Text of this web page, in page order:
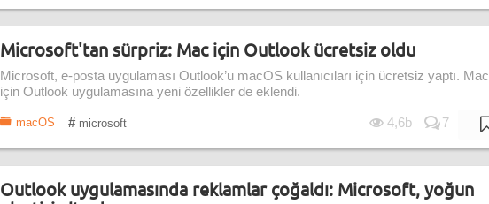
Microsoft'tan sürpriz: Mac için Outlook ücretsiz oldu
Microsoft, e-posta uygulaması Outlook’u macOS kullanıcıları için ücretsiz yaptı. Mac
için Outlook uygulamasına yeni özellikler de eklendi.
macOS # microsoft 4,6b 7
Outlook uygulamasında reklamlar çoğaldı: Microsoft, yoğun